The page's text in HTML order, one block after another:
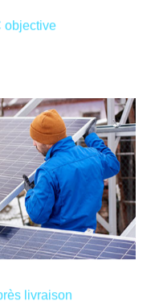
objective
livraison
livraison
par votre entreprise à
à l’instant où l’erreur
arrive également que
la livraison des
dès que votre tâche
les risques résultant
celui-ci terminé.